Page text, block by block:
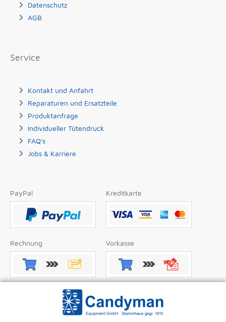
Datenschutz
AGB
Service
Kontakt und Anfahrt
Reparaturen und Ersatzteile
Produktanfrage
Individueller Tütendruck
FAQ's
Jobs & Karriere
PayPal Kreditkarte
Rechnung Vorkasse